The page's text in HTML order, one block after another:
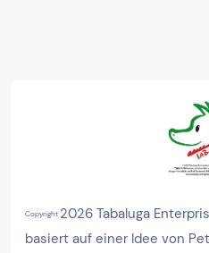
Copyright 2026 Tabaluga
basiert auf einer Idee von